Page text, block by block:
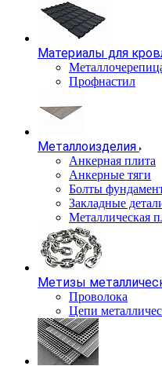
Материалы для
Профнастил
Металлоизделия
Анкерная плита
Анкерные тяги
Болты
Закладные
Металлическая
Метизы
Проволока
Цепи